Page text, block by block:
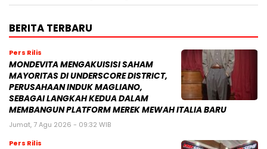
BERITA TERBARU
Pers Rilis
MONDEVITA MENGAKUISISI SAHAM
MAYORITAS DI UNDERSCORE DISTRICT,
PERUSAHAAN INDUK MAGLIANO,
SEBAGAI LANGKAH KEDUA DALAM
MEMBANGUN PLATFORM MEREK MEWAH ITALIA BARU
Jumat, 7 Agu 2026 - 09:32 WIB
Pers Rilis